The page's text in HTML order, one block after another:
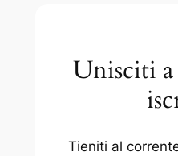
Unisciti
Tieniti al